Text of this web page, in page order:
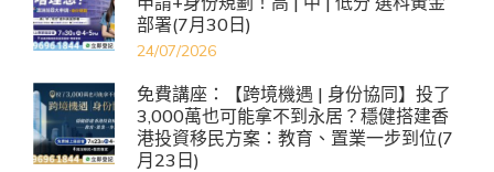
部署(7月30日)
24/07/2026
免費講座：【跨境機遇 | 身份協同】投了
3,000萬也可能拿不到永居？穩健搭建香
港投資移民方案：教育、置業一步到位(7
月23日)